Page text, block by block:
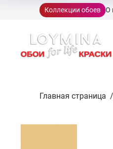
Коллекции обоев О
Главная страница /